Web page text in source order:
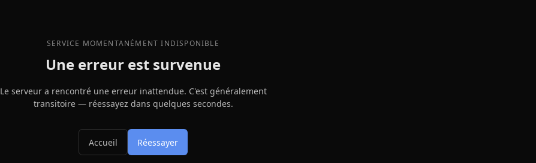
SERVICE MOMENTANÉMENT INDISPONIBLE
Une erreur est survenue
Le serveur a rencontré une erreur inattendue. C'est généralement
transitoire — réessayez dans quelques secondes.
Accueil Réessayer